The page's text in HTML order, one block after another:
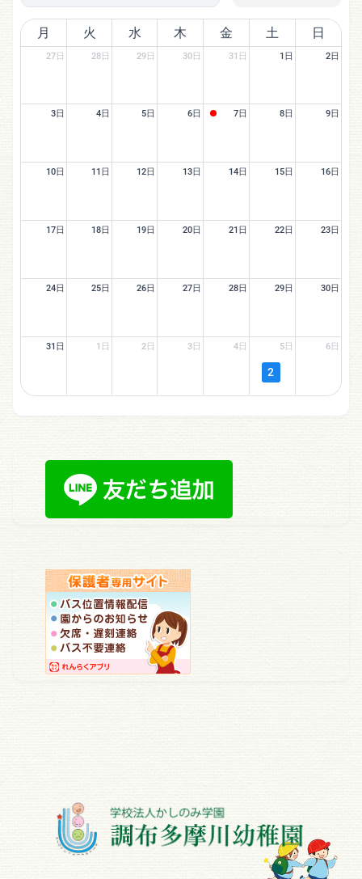
月 火 水 木 金 土 日
27日 28日 29日 30日 31日 1日 2日
3日 4日 5日 6日 7日 8日 9日
10日 11日 12日 13日 14日 15日 16日
17日 18日 19日 20日 21日 22日 23日
24日 25日 26日 27日 28日 29日 30日
31日 1日 2日 3日 4日 5日
2
6日